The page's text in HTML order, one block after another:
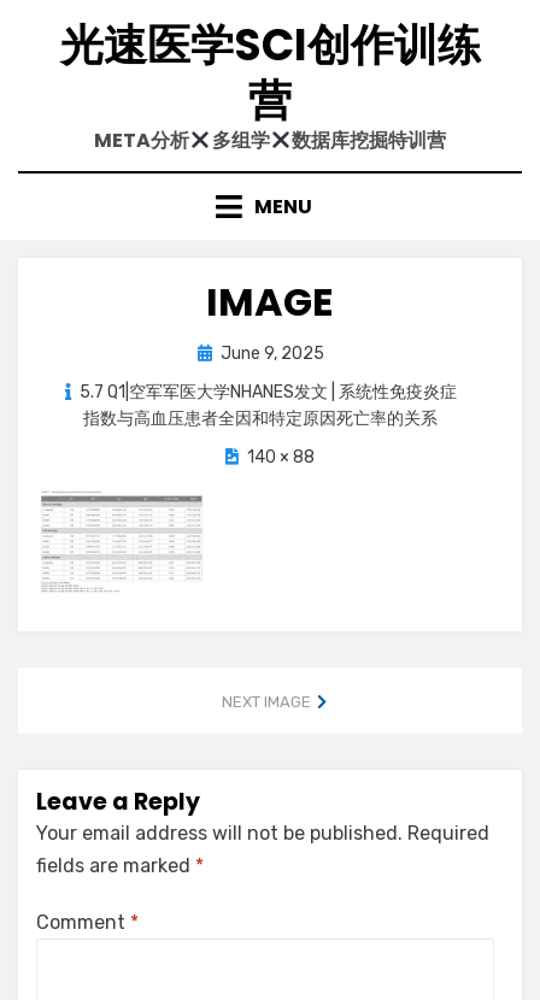
content光速医学SCI创作训练
营
META分析 多组学 数据库挖掘特训营
MENU
IMAGE
Posted
on
June 9, 2025
5.7 Q1|空军军医大学NHANES发文 | 系统性免疫炎症
指数与高血压患者全因和特定原因死亡率的关系
140 × 88
NEXT IMAGE
Leave a Reply
Your email address will not be published. Required
fields are marked *
Comment *